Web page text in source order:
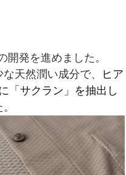
発を進めました。
天然潤い成分で、
ヒア
「サクラン」を抽出し